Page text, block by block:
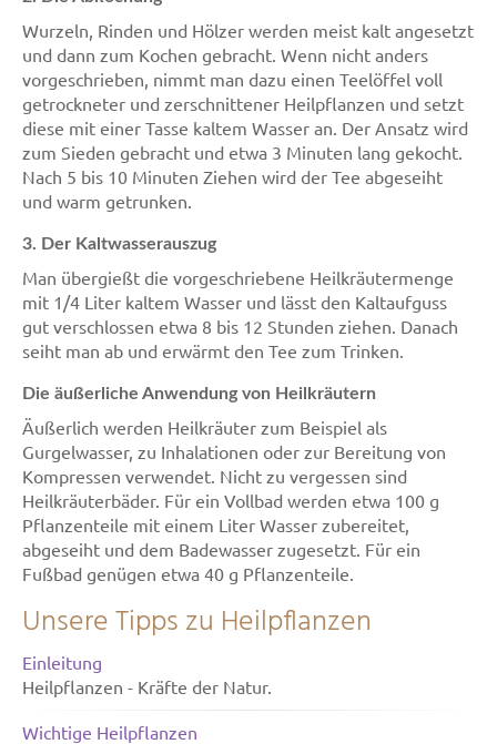
Wurzeln, Rinden und Hölzer werden meist kalt angesetzt
und dann zum Kochen gebracht. Wenn nicht anders
vorgeschrieben, nimmt man dazu einen Teelöffel voll
getrockneter und zerschnittener Heilpflanzen und setzt
diese mit einer Tasse kaltem Wasser an. Der Ansatz wird
zum Sieden gebracht und etwa 3 Minuten lang gekocht.
Nach 5 bis 10 Minuten Ziehen wird der Tee abgeseiht
und warm getrunken.
3. Der Kaltwasserauszug
Man übergießt die vorgeschriebene Heilkräutermenge
mit 1/4 Liter kaltem Wasser und lässt den Kaltaufguss
gut verschlossen etwa 8 bis 12 Stunden ziehen. Danach
seiht man ab und erwärmt den Tee zum Trinken.
Die äußerliche Anwendung von Heilkräutern
Äußerlich werden Heilkräuter zum Beispiel als
Gurgelwasser, zu Inhalationen oder zur Bereitung von
Kompressen verwendet. Nicht zu vergessen sind
Heilkräuterbäder. Für ein Vollbad werden etwa 100 g
Pflanzenteile mit einem Liter Wasser zubereitet,
abgeseiht und dem Badewasser zugesetzt. Für ein
Fußbad genügen etwa 40 g Pflanzenteile.
Unsere Tipps zu Heilpflanzen
Einleitung
Heilpflanzen - Kräfte der Natur.
Wichtige Heilpflanzen